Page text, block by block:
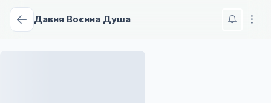
Давня Воєнна Душа